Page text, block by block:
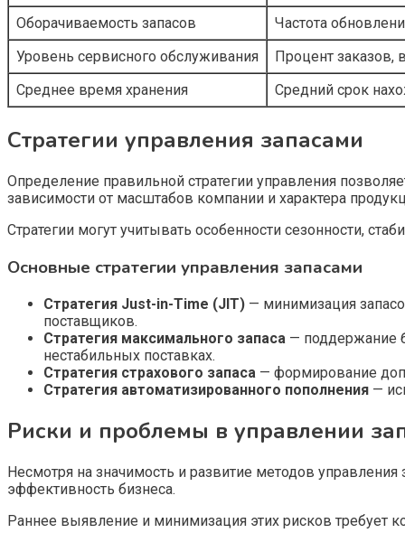
Оборачиваемость запасов
Частота
Уровень сервисного обслуживания
Процент
Среднее время хранения
Средний срок
Стратегии управления запасами
Определение правильной стратегии управления
зависимости от масштабов компании и характера
Стратегии могут учитывать особенности сезонности,
Основные стратегии управления запасами
Стратегия Just-in-Time (JIT) — минимизация
поставщиков.
Стратегия максимального запаса — поддержание
нестабильных поставках.
Стратегия страхового запаса — формирование
Стратегия автоматизированного пополнения —
Риски и проблемы в управлении
Несмотря на значимость и развитие методов
эффективность бизнеса.
Раннее выявление и минимизация этих рисков требует